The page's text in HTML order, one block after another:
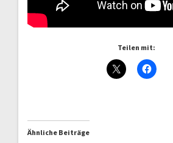
Teilen mit:
Ähnliche Beiträge